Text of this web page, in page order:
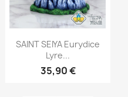
Aperçu rapide
SAINT SEIYA Eurydice
Lyre...
35,90 €